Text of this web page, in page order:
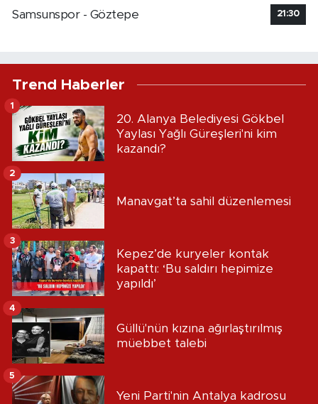
Samsunspor - Göztepe
21:30
Trend Haberler
20. Alanya Belediyesi Gökbel
Yaylası Yağlı Güreşleri'ni kim
kazandı?
1
Manavgat’ta sahil düzenlemesi
2
Kepez’de kuryeler kontak
kapattı: ‘Bu saldırı hepimize
yapıldı’
3
Güllü'nün kızına ağırlaştırılmış
müebbet talebi
4
Yeni Parti'nin Antalya kadrosu
5